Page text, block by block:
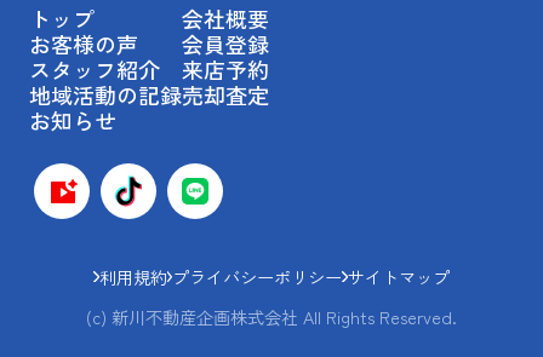
トップ
お客様の声
スタッフ紹介
地域活動の記録
お知らせ
会社概要
会員登録
来店予約
売却査定
利用規約 プライバシーポリシー サイトマップ
(c) 新川不動産企画株式会社 All Rights Reserved.